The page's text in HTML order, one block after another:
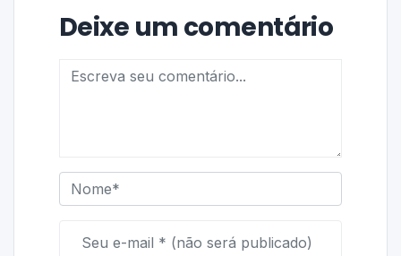
Deixe um comentário